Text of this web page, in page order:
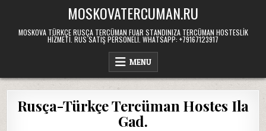
content
MOSKOVATERCUMAN.RU
MOSKOVA TÜRKÇE RUSÇA TERCÜMAN FUAR STANDINIZA TERCÜMAN HOSTESLIK
HIZMETI. RUS SATIŞ PERSONELI. WHATSAPP: +79167123917
MENU
Rusça-Türkçe Tercüman Hostes Ila
Gad.